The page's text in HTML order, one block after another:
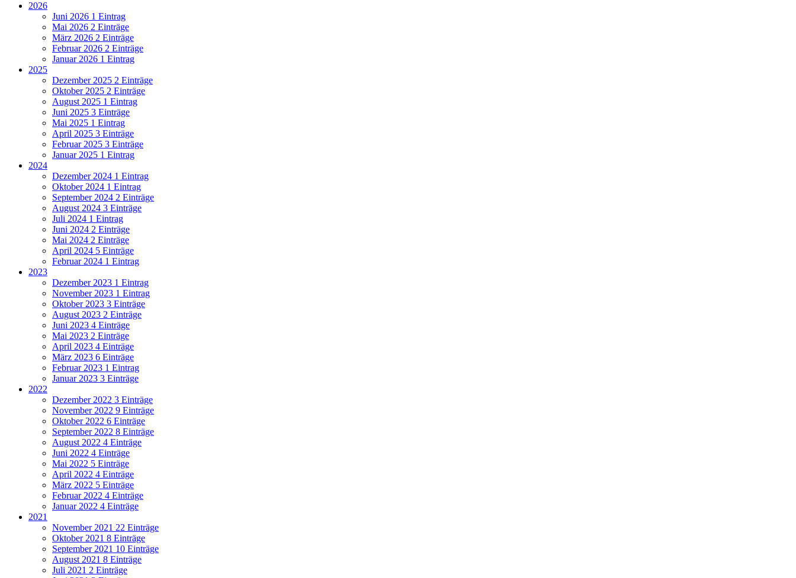
2026
Juni 2026 1 Eintrag
Mai 2026 2 Einträge
März 2026 2 Einträge
Februar 2026 2 Einträge
Januar 2026 1 Eintrag
2025
Dezember 2025 2 Einträge
Oktober 2025 2 Einträge
August 2025 1 Eintrag
Juni 2025 3 Einträge
Mai 2025 1 Eintrag
April 2025 3 Einträge
Februar 2025 3 Einträge
Januar 2025 1 Eintrag
2024
Dezember 2024 1 Eintrag
Oktober 2024 1 Eintrag
September 2024 2 Einträge
August 2024 3 Einträge
Juli 2024 1 Eintrag
Juni 2024 2 Einträge
Mai 2024 2 Einträge
April 2024 5 Einträge
Februar 2024 1 Eintrag
2023
Dezember 2023 1 Eintrag
November 2023 1 Eintrag
Oktober 2023 3 Einträge
August 2023 2 Einträge
Juni 2023 4 Einträge
Mai 2023 2 Einträge
April 2023 4 Einträge
März 2023 6 Einträge
Februar 2023 1 Eintrag
Januar 2023 3 Einträge
2022
Dezember 2022 3 Einträge
November 2022 9 Einträge
Oktober 2022 6 Einträge
September 2022 8 Einträge
August 2022 4 Einträge
Juni 2022 4 Einträge
Mai 2022 5 Einträge
April 2022 4 Einträge
März 2022 5 Einträge
Februar 2022 4 Einträge
Januar 2022 4 Einträge
2021
November 2021 22 Einträge
Oktober 2021 8 Einträge
September 2021 10 Einträge
August 2021 8 Einträge
Juli 2021 2 Einträge